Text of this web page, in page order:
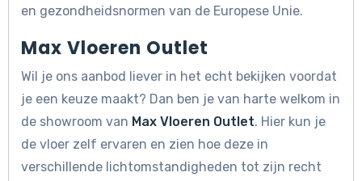
en gezondheidsnormen van de Europese Unie.
Max Vloeren Outlet
Wil je ons aanbod liever in het echt bekijken voordat
je een keuze maakt? Dan ben je van harte welkom in
de showroom van Max Vloeren Outlet. Hier kun je
de vloer zelf ervaren en zien hoe deze in
verschillende lichtomstandigheden tot zijn recht